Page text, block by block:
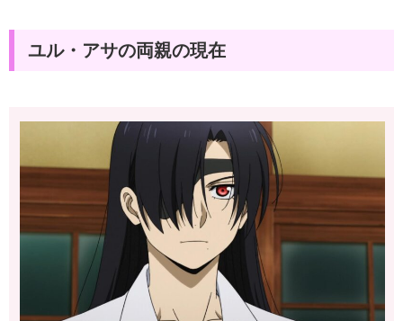
ユル・アサの両親の現在